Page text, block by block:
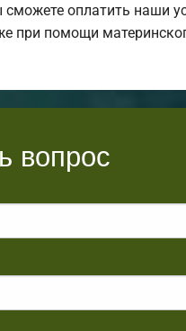
оплатить наши
при помощи
вопрос